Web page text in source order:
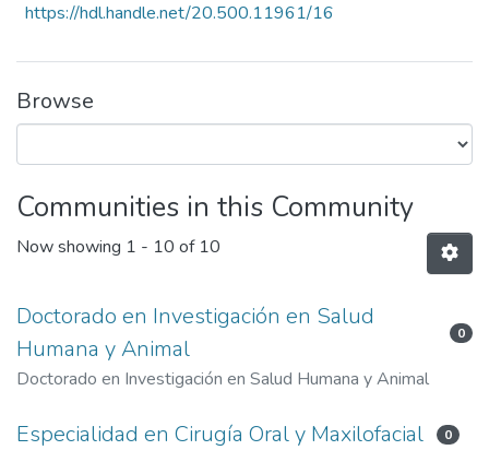
https://hdl.handle.net/20.500.11961/16
Browse
Communities in this Community
Now showing 1 - 10 of 10
Doctorado en Investigación en Salud
Humana y Animal
0
Doctorado en Investigación en Salud Humana y Animal
Especialidad en Cirugía Oral y Maxilofacial 0